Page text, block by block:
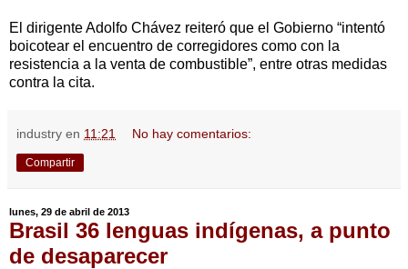
El dirigente Adolfo Chávez reiteró que el Gobierno “intentó
boicotear el encuentro de corregidores como con la
resistencia a la venta de combustible”, entre otras medidas
contra la cita.
industry en 11:21 No hay comentarios:
Compartir
lunes, 29 de abril de 2013
Brasil 36 lenguas indígenas, a punto
de desaparecer